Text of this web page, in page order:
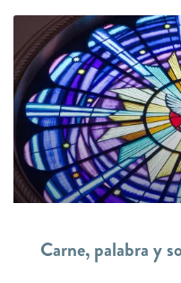
Carne, palabra y